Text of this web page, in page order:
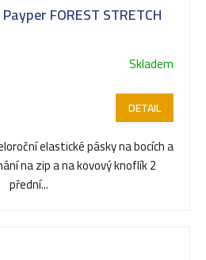
FOREST STRETCH
Skladem
DETAIL
elastické pásky na bocích a
na zip a na kovový knoflík 2
přední...